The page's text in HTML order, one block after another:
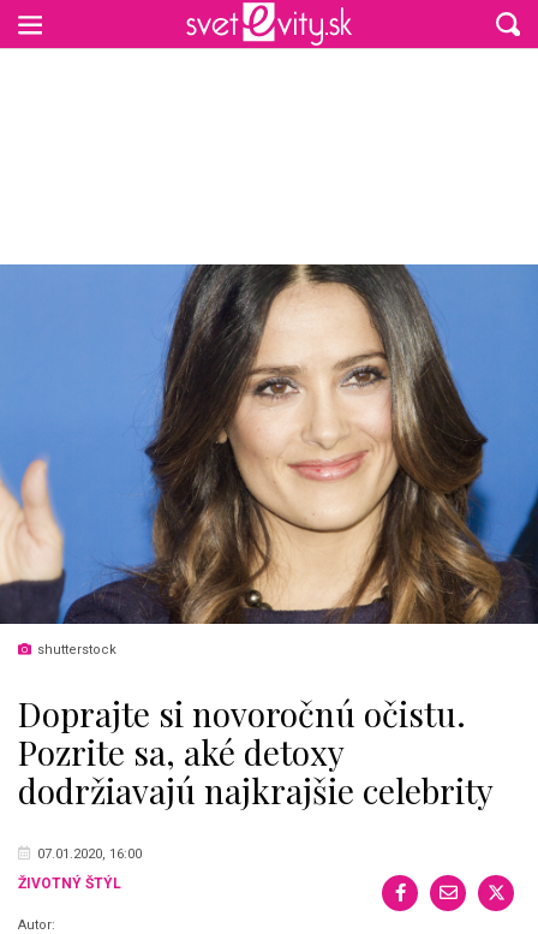
shutterstock
Doprajte si novoročnú očistu.
Pozrite sa, aké detoxy
dodržiavajú najkrajšie celebrity
07.01.2020, 16:00
ŽIVOTNÝ ŠTÝL
Autor: